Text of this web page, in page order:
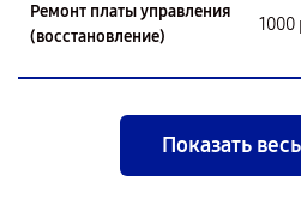
Ремонт платы управления
(восстановление)
1000
Показать